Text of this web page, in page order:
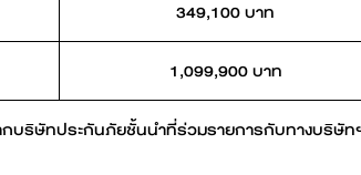
349,100 บาท
1,099,900 บาท
บริษัทประกันภัยชั้นนำที่ร่วมรายการกับทางบริษัท